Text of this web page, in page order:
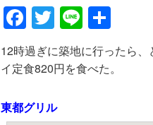
F
a
c
e
b
T
wi
tt
er
Li
n
e
有
12時過ぎに築地に行ったら
イ定食820円を食べた。
東都グリル